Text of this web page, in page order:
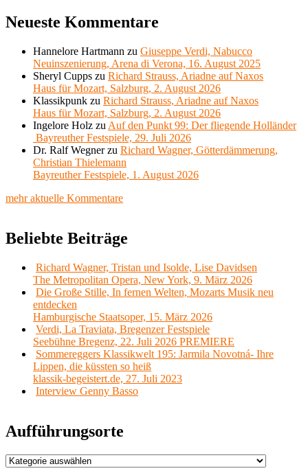
Neueste Kommentare
Hannelore Hartmann zu Giuseppe Verdi, Nabucco
Neuinszenierung, Arena di Verona, 16. August 2025
Sheryl Cupps zu Richard Strauss, Ariadne auf Naxos
Haus für Mozart, Salzburg, 2. August 2026
Klassikpunk zu Richard Strauss, Ariadne auf Naxos
Haus für Mozart, Salzburg, 2. August 2026
Ingelore Holz zu Auf den Punkt 99: Der fliegende Holländer
Bayreuther Festspiele, 29. Juli 2026
Dr. Ralf Wegnerzu Richard Wagner, Götterdämmerung,
Christian Thielemann
Bayreuther Festspiele, 1. August 2026
mehr aktuelle Kommentare
Beliebte Beiträge
Richard Wagner, Tristan und Isolde, Lise Davidsen
The Metropolitan Opera, New York, 9. März 2026
Die Große Stille, In fernen Welten, Mozarts Musik neu
entdecken
Hamburgische Staatsoper, 15. März 2026
Verdi, La Traviata, Bregenzer Festspiele
Seebühne Bregenz, 22. Juli 2026 PREMIERE
Sommereggers Klassikwelt 195: Jarmila Novotná- Ihre
Lippen, die küssten so heiß
klassik-begeistert.de, 27. Juli 2023
Interview Genny Basso
Aufführungsorte
Aufführungsorte